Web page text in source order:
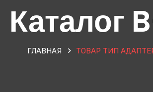
Каталог
ГЛАВНАЯ ТОВАР ТИП